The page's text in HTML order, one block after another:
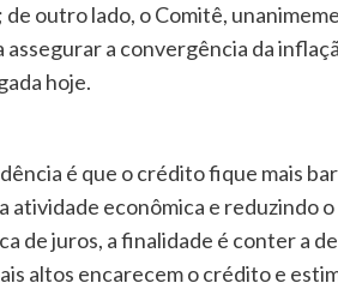
outro lado, o Comitê,
a convergência da
hoje.
é que o crédito fique mais
atividade econômica e reduzindo
de juros, a finalidade é conter a
altos encarecem o crédito e